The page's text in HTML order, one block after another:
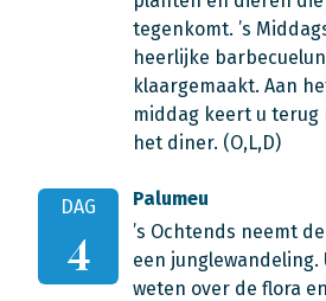
tegenkomt. ’s
heerlijke
klaargemaakt. Aan
middag keert u terug
het diner. (O,L,D)
DAG
4
Palumeu
’s Ochtends neemt
een junglewandeling.
weten over de flora